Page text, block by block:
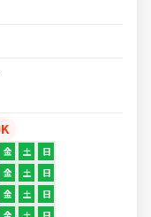
金 土 日
金 土 日
金 土 日
金 土 日